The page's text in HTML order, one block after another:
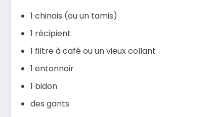
1 chinois (ou un tamis)
1 récipient
1 filtre à café ou un vieux collant
1 entonnoir
1 bidon
des gants